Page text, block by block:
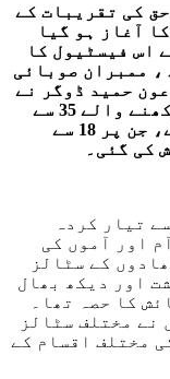
کی تقریبات کے
آغاز ہو گیا
اس فیسٹیول کا
ممبران صوبائی
حمید ڈوگر نے
کیا۔ اس موقع پر ضلع بھر سے تعلق رکھنے والے 35 سے
زائد باغبانوں نے اپنے سٹال لگائے، جن پر 18 سے
کی گئی۔
تیار کردہ
اور آموں کی
کے سٹالز
اور دیکھ بھال
کا حصہ تھا۔
نے مختلف سٹالز
مختلف اقسام کے